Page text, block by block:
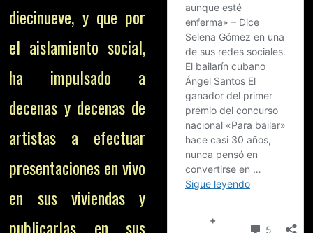
diecinueve, y que por
el aislamiento social,
ha impulsado a
decenas y decenas de
artistas a efectuar
presentaciones en vivo
en sus viviendas y
publicarlas en sus